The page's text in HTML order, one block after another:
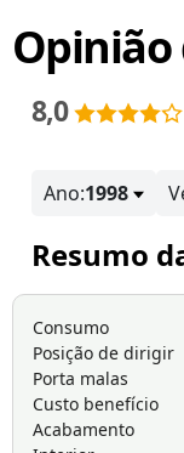
Opinião
8,0
Ano:1998
Resumo
Consumo
Posição de dirigir
Porta malas
Custo benefício
Acabamento